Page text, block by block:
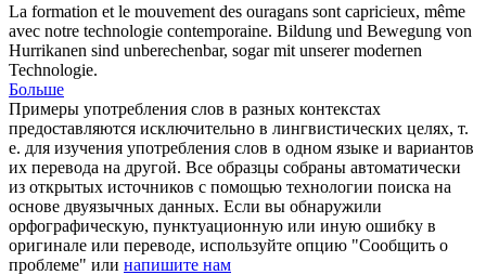
La formation et le mouvement des ouragans sont capricieux, même
avec notre technologie contemporaine. Bildung und Bewegung von
Hurrikanen sind unberechenbar, sogar mit unserer modernen
Technologie.
Больше
Примеры употребления слов в разных контекстах
предоставляются исключительно в лингвистических целях, т.
е. для изучения употребления слов в одном языке и вариантов
их перевода на другой. Все образцы собраны автоматически
из открытых источников с помощью технологии поиска на
основе двуязычных данных. Если вы обнаружили
орфографическую, пунктуационную или иную ошибку в
оригинале или переводе, используйте опцию "Сообщить о
проблеме" или напишите нам